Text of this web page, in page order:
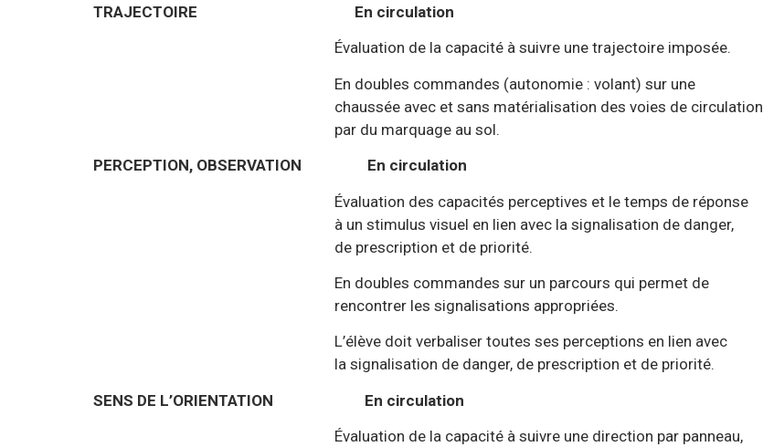
TRAJECTOIRE En circulation
Évaluation de la capacité à suivre une trajectoire imposée.
En doubles commandes (autonomie : volant) sur une
chaussée avec et sans matérialisation des voies de circulation
par du marquage au sol.
PERCEPTION, OBSERVATION En circulation
Évaluation des capacités perceptives et le temps de réponse
à un stimulus visuel en lien avec la signalisation de danger,
de prescription et de priorité.
En doubles commandes sur un parcours qui permet de
rencontrer les signalisations appropriées.
L’élève doit verbaliser toutes ses perceptions en lien avec
la signalisation de danger, de prescription et de priorité.
SENS DE L’ORIENTATION
En circulation
Évaluation de la capacité à suivre une direction par panneau,